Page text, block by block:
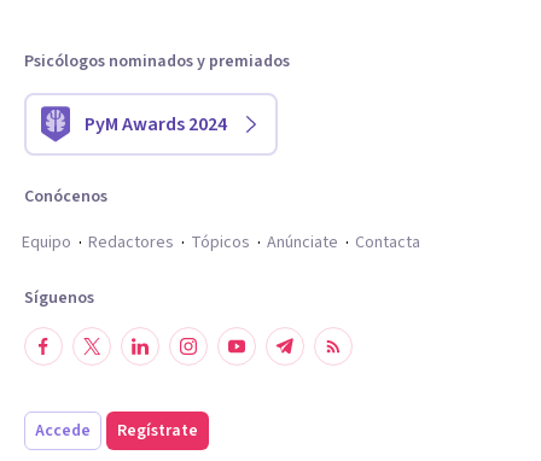
Psicólogos nominados y premiados
PyM Awards 2024
Conócenos
Equipo
Redactores Tópicos Anúnciate Contacta
Síguenos
Accede Regístrate